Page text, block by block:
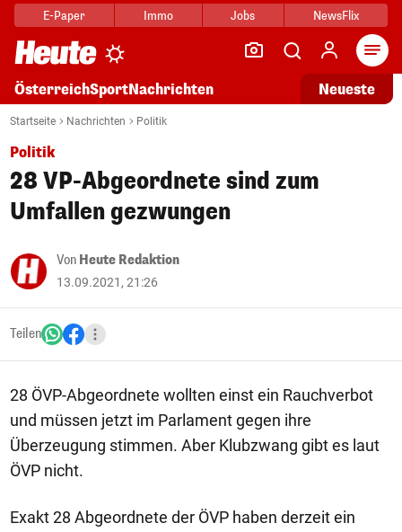
E-Paper Immo Jobs NewsFlix
ÖsterreichSportNachrichten Neueste
Startseite Nachrichten Politik
Politik
28 VP-Abgeordnete sind zum
Umfallen gezwungen
Von Heute Redaktion
13.09.2021, 21:26
Teilen
28 ÖVP-Abgeordnete wollten einst ein Rauchverbot
und müssen jetzt im Parlament gegen ihre
Überzeugung stimmen. Aber Klubzwang gibt es laut
ÖVP nicht.
Exakt 28 Abgeordnete der ÖVP haben derzeit ein